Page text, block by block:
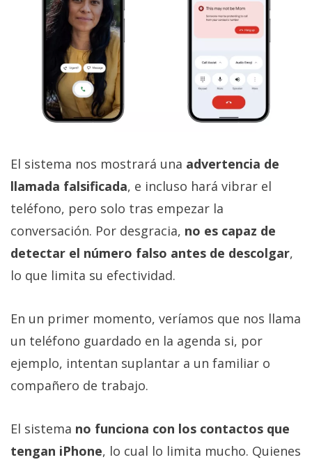
El sistema nos mostrará una advertencia de
llamada falsificada, e incluso hará vibrar el
teléfono, pero solo tras empezar la
conversación. Por desgracia, no es capaz de
detectar el número falso antes de descolgar,
lo que limita su efectividad.
En un primer momento, veríamos que nos llama
un teléfono guardado en la agenda si, por
ejemplo, intentan suplantar a un familiar o
compañero de trabajo.
El sistema no funciona con los contactos que
tengan iPhone, lo cual lo limita mucho. Quienes